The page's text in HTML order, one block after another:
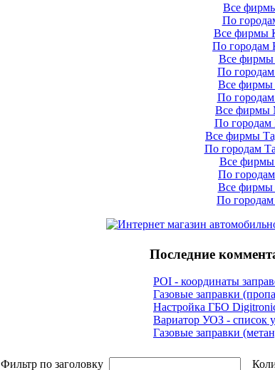
Все
По
Все фирмы
По городам
Все
По
Все фирмы
По
Все фирмы
По
Все фирмы
По городам
Все
По
Все
По
Последние
POI - координаты
Газовые заправки
Настройка ГБО
Вариатор УОЗ - список
Газовые заправки
Фильтр по заголовку